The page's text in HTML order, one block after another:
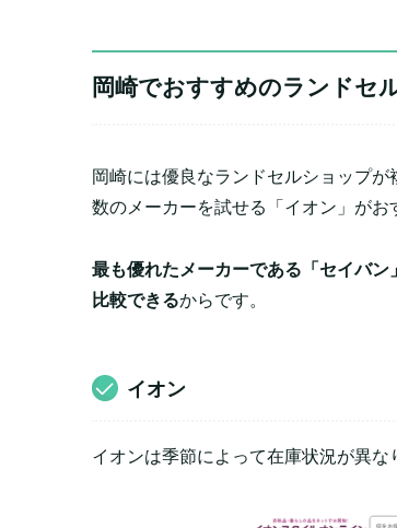
岡崎でおすすめのランドセ
岡崎には優良なランドセルショップ
数のメーカーを試せる「イオン」がお
最も優れたメーカーである「セイバ
比較できるからです。
イオン
イオンは季節によって在庫状況が異な